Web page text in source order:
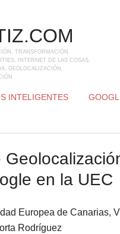
TRANSFORMACIÓN
INTERNET DE LAS COSAS,
GEOLOCALIZACIÓN,
INTELIGENTES
en la UEC
Europea de Canarias,
Rodríguez